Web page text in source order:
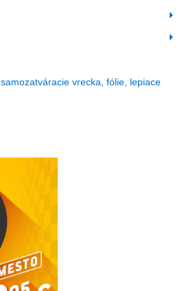
vrecka, fólie, lepiace